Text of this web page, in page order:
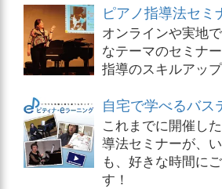
ピアノ指導法セミ
オンラインや実地
なテーマのセミナ
指導のスキルアップ
自宅で学べるバス
これまでに開催し
導法セミナーが、
も、好きな時間に
す！